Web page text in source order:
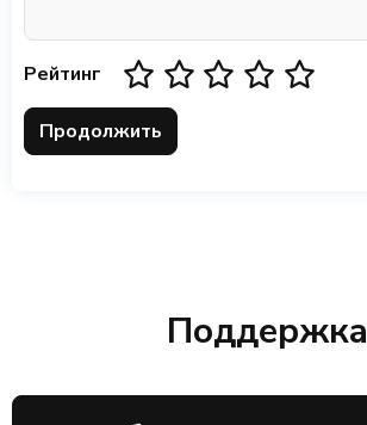
Рейтинг
Продолжить
Поддержка